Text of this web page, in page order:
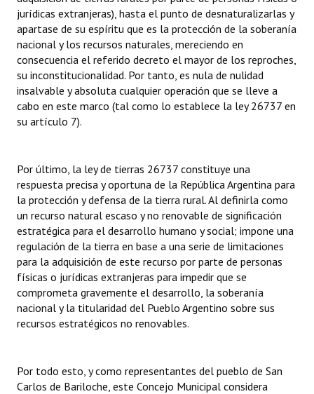
jurídicas extranjeras), hasta el punto de desnaturalizarlas y
apartase de su espíritu que es la protección de la soberanía
nacional y los recursos naturales, mereciendo en
consecuencia el referido decreto el mayor de los reproches,
su inconstitucionalidad. Por tanto, es nula de nulidad
insalvable y absoluta cualquier operación que se lleve a
cabo en este marco (tal como lo establece la ley 26737 en
su artículo 7).
Por último, la ley de tierras 26737 constituye una
respuesta precisa y oportuna de la República Argentina para
la protección y defensa de la tierra rural. Al definirla como
un recurso natural escaso y no renovable de significación
estratégica para el desarrollo humano y social; impone una
regulación de la tierra en base a una serie de limitaciones
para la adquisición de este recurso por parte de personas
físicas o jurídicas extranjeras para impedir que se
comprometa gravemente el desarrollo, la soberanía
nacional y la titularidad del Pueblo Argentino sobre sus
recursos estratégicos no renovables.
Por todo esto, y como representantes del pueblo de San
Carlos de Bariloche, este Concejo Municipal considera